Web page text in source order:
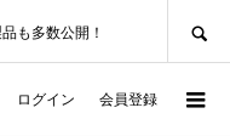
も多数公開！
ログイン 会員登録